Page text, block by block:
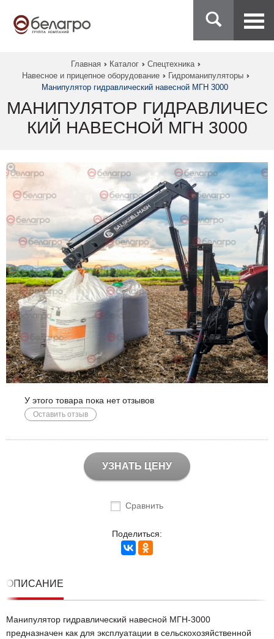
Главная Каталог
Спецтехника
Навесное и прицепное оборудование
Гидроманипуляторы
Манипулятор гидравлический навесной МГН 3000
МАНИПУЛЯТОР ГИДРАВЛИЧЕС
КИЙ НАВЕСНОЙ МГН 3000
У этого товара пока нет отзывов
Оставить отзыв
УЗНАТЬ ЦЕНУ
Сравнить
Поделиться:
ОПИСАНИЕ
Манипулятор гидравлический навесной МГН-3000
предназначен как для эксплуатации в сельскохозяйственной